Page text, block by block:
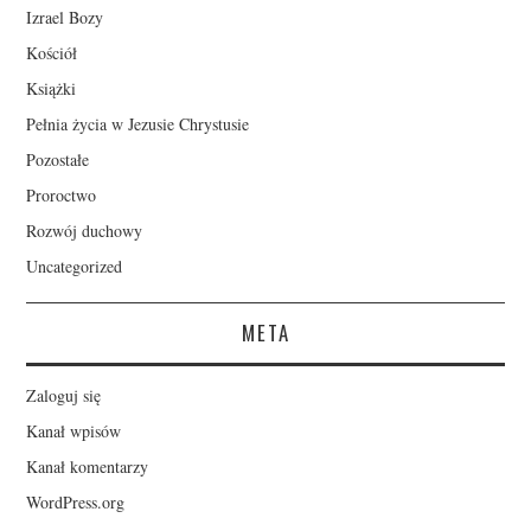
Izrael Bozy
Kościół
Książki
Pełnia życia w Jezusie Chrystusie
Pozostałe
Proroctwo
Rozwój duchowy
Uncategorized
META
Zaloguj się
Kanał wpisów
Kanał komentarzy
WordPress.org